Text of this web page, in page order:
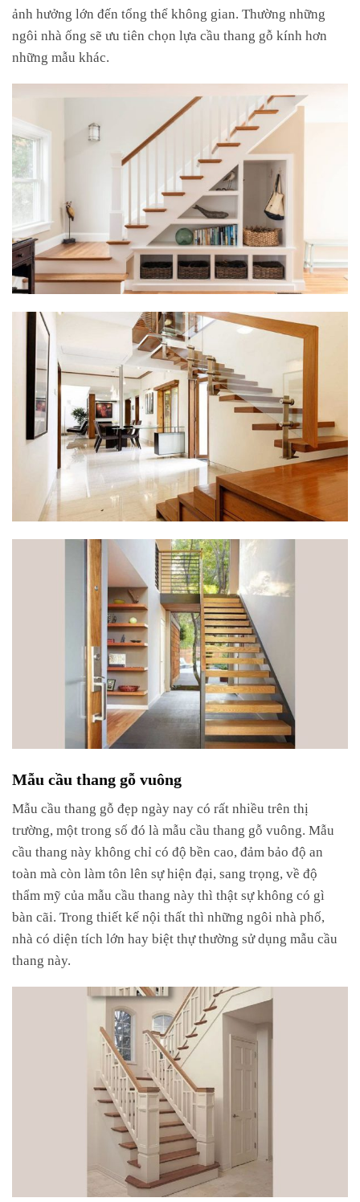
ảnh hưởng lớn đến tổng thể không gian. Thường những
ngôi nhà ống sẽ ưu tiên chọn lựa cầu thang gỗ kính hơn
những mẫu khác.
Mẫu cầu thang gỗ vuông
Mẫu cầu thang gỗ đẹp ngày nay có rất nhiều trên thị
trường, một trong số đó là mẫu cầu thang gỗ vuông. Mẫu
cầu thang này không chỉ có độ bền cao, đảm bảo độ an
toàn mà còn làm tôn lên sự hiện đại, sang trọng, về độ
thẩm mỹ của mẫu cầu thang này thì thật sự không có gì
bàn cãi. Trong thiết kế nội thất thì những ngôi nhà phố,
nhà có diện tích lớn hay biệt thự thường sử dụng mẫu cầu
thang này.